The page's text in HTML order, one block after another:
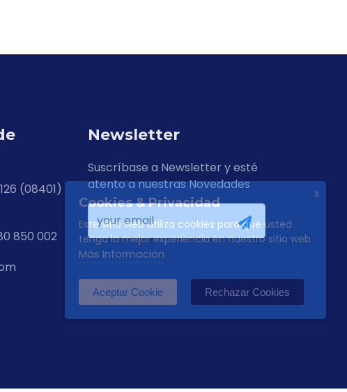
(08401)
850 002
Newsletter
Suscríbase a Newsletter y esté
atento a nuestras Novedades
X
Cookies & Privacidad
Este sitio web utiliza cookies para que usted
tenga la mejor experiencia en nuestro sitio web
Más Información
Aceptar Cookie Rechazar Cookies